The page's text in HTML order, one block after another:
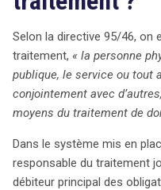
Selon la directive 95/46, on
traitement, « la personne
publique, le service ou tout
conjointement avec
moyens du traitement de
Dans le système mis en
responsable du traitement
débiteur principal des